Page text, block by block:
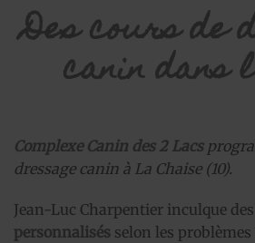
Des cours de
canin dans
Complexe Canin des 2 Lacs
dressage canin à La Chaise (10).
Jean-Luc Charpentier inculque des
personnalisés selon les